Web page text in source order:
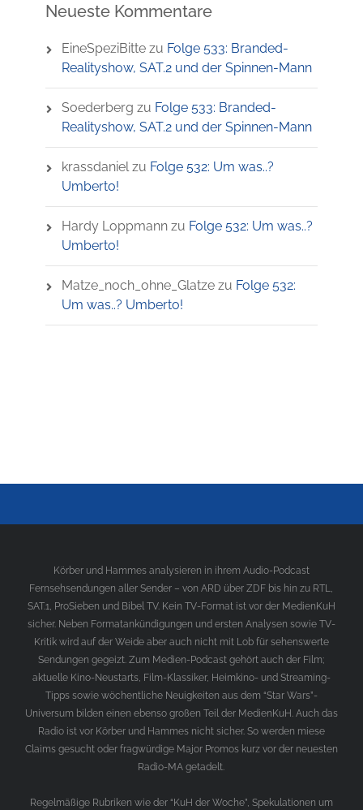
Neueste Kommentare
EineSpeziBittezu Folge 533: Branded-
Realityshow, SAT.2 und der Spinnen-Mann
Soederberg zu Folge 533: Branded-
Realityshow, SAT.2 und der Spinnen-Mann
krassdanielzu Folge 532: Um was..?
Umberto!
Hardy Loppmannzu Folge 532: Um was..?
Umberto!
Matze_noch_ohne_Glatzezu Folge 532:
Um was..? Umberto!
Körber und Hammes analysieren in ihrem Audio-Podcast
Fernsehsendungen aller Sender – von ARD über ZDF bis hin zu RTL,
SAT.1, ProSieben und Bibel TV. Kein TV-Format ist vor der MedienKuH
sicher. Neben Formatankündigungen und ersten Analysen sowie TV-
Kritik wird auf der Weide aber auch nicht mit Lob für sehenswerte
Sendungen gegeizt. Zum Medien-Podcast gehört auch der Film;
aktuelle Kino-Neustarts, Film-Klassiker, Heimkino- und Streaming-
Tipps sowie wöchentliche Neuigkeiten aus dem “Star Wars”-
Universum bilden einen ebenso großen Teil der MedienKuH. Auch das
Radio ist vor Körber und Hammes nicht sicher. So werden miese
Claims gesucht oder fragwürdige Major Promos kurz vor der neuesten
Radio-MA getadelt.
Regelmäßige Rubriken wie der “KuH der Woche”, Spekulationen um